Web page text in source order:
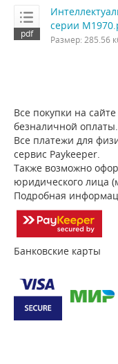
серии
Размер: 285.56
Все покупки на
безналичной оплаты.
Все платежи для
сервис Paykeeper.
Также возможно
юридического лица
Подробная
Банковские карты